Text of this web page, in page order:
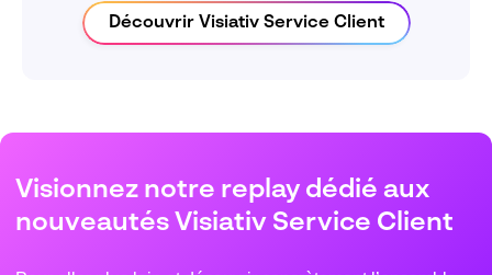
Découvrir Visiativ Service Client
Visionnez notre replay dédié aux
nouveautés Visiativ Service Client